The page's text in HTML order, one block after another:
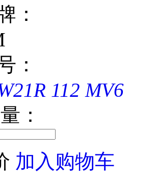
112 MV6
：
加入购物车